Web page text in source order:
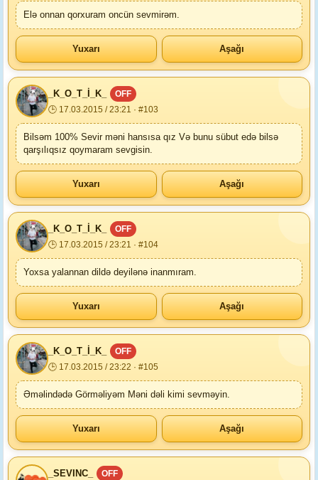
Elə onnan qorxuram oncün sevmirəm.
Yuxarı Aşağı
_K_O_T_İ_K_
OFF
🕒 17.03.2015 / 23:21 · #103
Bilsəm 100% Sevir məni hansısa qız Və bunu sübut edə bilsə
qarşılıqsız qoymaram sevgisin.
Yuxarı Aşağı
_K_O_T_İ_K_
OFF
🕒 17.03.2015 / 23:21 · #104
Yoxsa yalannan dildə deyilənə inanmıram.
Yuxarı Aşağı
_K_O_T_İ_K_
OFF
🕒 17.03.2015 / 23:22 · #105
Əməlindədə Görməliyəm Məni dəli kimi sevməyin.
Yuxarı Aşağı
_SEVINC_
OFF